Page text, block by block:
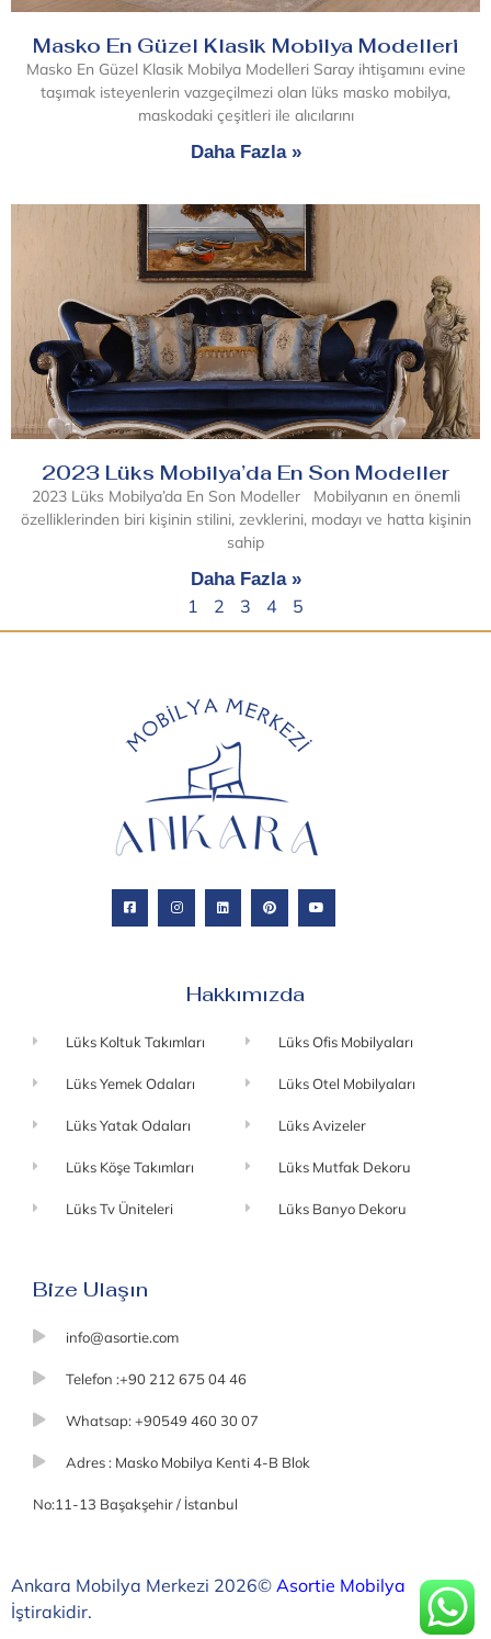
Masko En Güzel Klasik Mobilya Modelleri
Masko En Güzel Klasik Mobilya Modelleri Saray ihtişamını evine
taşımak isteyenlerin vazgeçilmezi olan lüks masko mobilya,
maskodaki çeşitleri ile alıcılarını
Daha Fazla »
2023 Lüks Mobilya’da En Son Modeller
2023 Lüks Mobilya’da En Son Modeller Mobilyanın en önemli
özelliklerinden biri kişinin stilini, zevklerini, modayı ve hatta kişinin
sahip
Daha Fazla »
1 2 3 4 5
Hakkımızda
Lüks Koltuk Takımları
Lüks Yemek Odaları
Lüks Yatak Odaları
Lüks Köşe Takımları
Lüks Tv Üniteleri
Lüks Ofis Mobilyaları
Lüks Otel Mobilyaları
Lüks Avizeler
Lüks Mutfak Dekoru
Lüks Banyo Dekoru
Bize Ulaşın
info@asortie.com
Telefon :+90 212 675 04 46
Whatsap: +90549 460 30 07
Adres : Masko Mobilya Kenti 4-B Blok
No:11-13 Başakşehir / İstanbul
Ankara Mobilya Merkezi 2026© Asortie Mobilya
İştirakidir.